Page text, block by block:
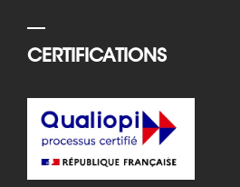
CERTIFICATIONS